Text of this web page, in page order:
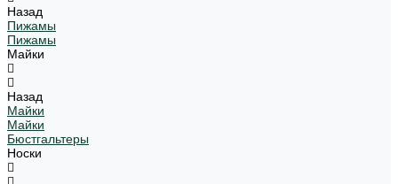
Назад
Пижамы
Пижамы
Майки
Назад
Майки
Майки
Бюстгальтеры
Носки